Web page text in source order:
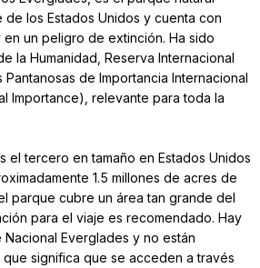
de los Estados Unidos y cuenta con
un peligro de extinción. Ha sido
la Humanidad, Reserva Internacional
de Importancia Internacional
Importance), relevante para toda la
el tercero en tamaño en Estados Unidos
1.5 millones de acres de
parque cubre un área tan grande del
para el viaje es recomendado. Hay
Everglades y no están
significa que se acceden a través